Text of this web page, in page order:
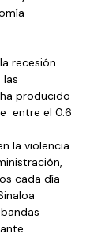
recesión
producido
entre el 0.6
la violencia
cada día